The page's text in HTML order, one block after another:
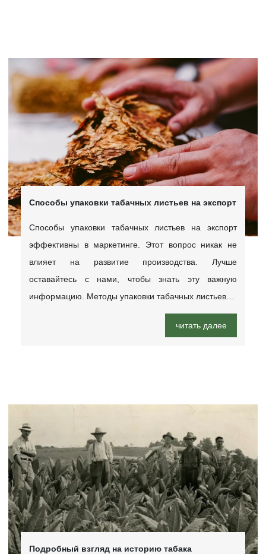
Способы упаковки табачных листьев на экспорт
Способы упаковки табачных листьев на экспорт
эффективны в маркетинге. Этот вопрос никак не
влияет на развитие производства. Лучше
оставайтесь с нами, чтобы знать эту важную
информацию. Методы упаковки табачных листьев…
читать далее
Подробный взгляд на историю табака